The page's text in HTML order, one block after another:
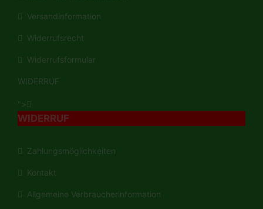
Versandinformation
Widerrufsrecht
Widerrufsformular
WIDERRUF
">
WIDERRUF
Zahlungsmöglichkeiten
Kontakt
Allgemeine Verbraucherinformation